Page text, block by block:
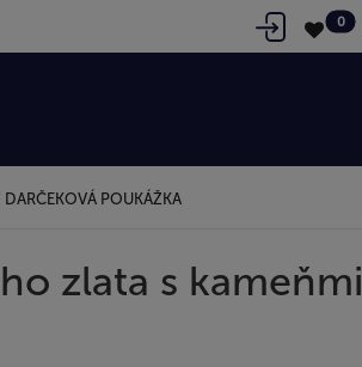
0
DARČEKOVÁ POUKÁŽKA
zlata s kameňmi